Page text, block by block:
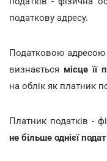
податкову адресу.
Податковою адресою
визнається місце її
на облік як платник
Платник податків -
не більше однієї